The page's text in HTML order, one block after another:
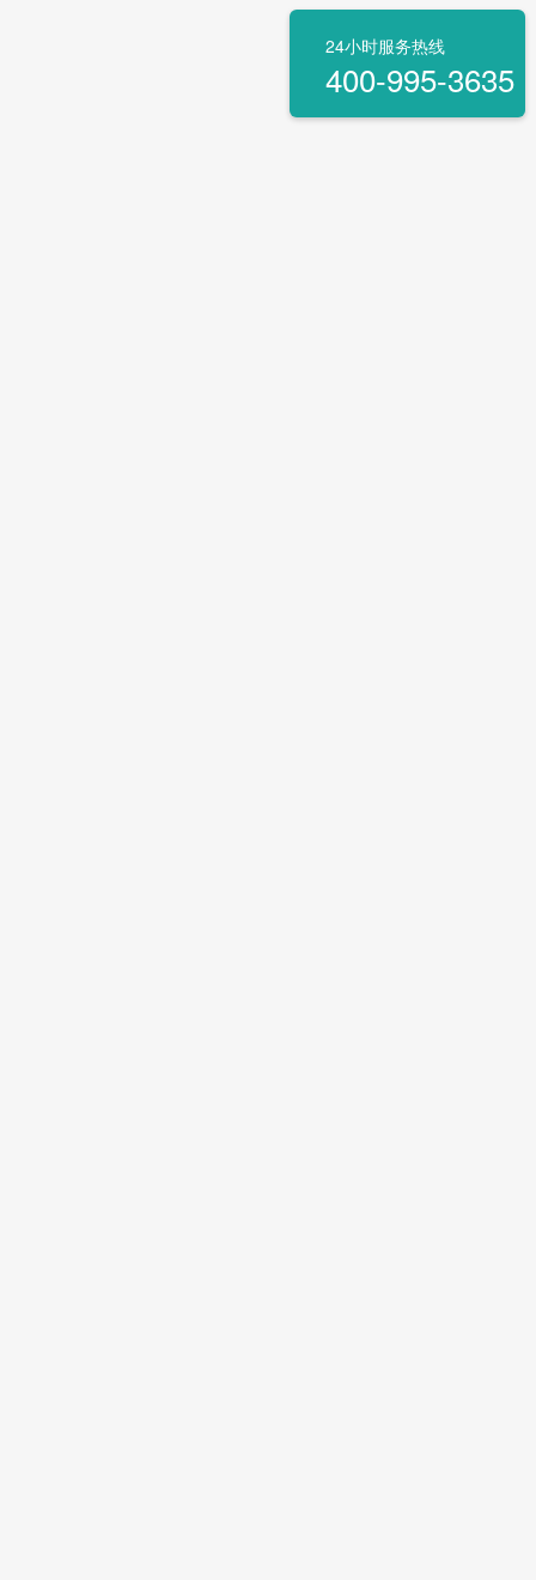
24小时服务热线
400-995-3635